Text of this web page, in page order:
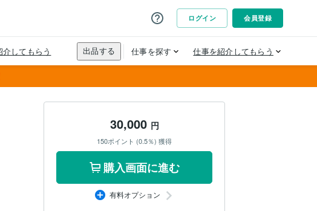
30,000 円
150ポイント (0.5％) 獲得
購入画面に進む
有料オプション